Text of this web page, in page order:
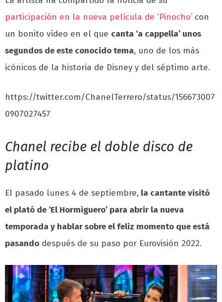
participación en la nueva película de ‘Pinocho’ con
un bonito vídeo en el que canta ‘a cappella’ unos
segundos de este conocido tema, uno de los más
icónicos de la historia de Disney y del séptimo arte.
https://twitter.com/ChanelTerrero/status/156673007
0907027457
Chanel recibe el doble disco de
platino
El pasado lunes 4 de septiembre, la cantante visitó
el plató de ‘El Hormiguero’ para abrir la nueva
temporada y hablar sobre el feliz momento que está
pasando después de su paso por Eurovisión 2022.